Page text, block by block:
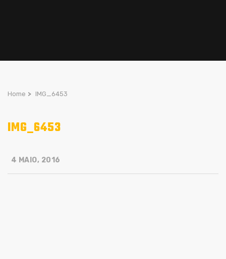
Home > IMG_6453
IMG_6453
4 MAIO, 2016